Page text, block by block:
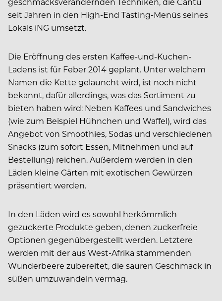
seit Jahren in den High-End Tasting-Menüs seines
Lokals iNG umsetzt.
Die Eröffnung des ersten Kaffee-und-Kuchen-
Ladens ist für Feber 2014 geplant. Unter welchem
Namen die Kette gelauncht wird, ist noch nicht
bekannt, dafür allerdings, was das Sortiment zu
bieten haben wird: Neben Kaffees und Sandwiches
(wie zum Beispiel Hühnchen und Waffel), wird das
Angebot von Smoothies, Sodas und verschiedenen
Snacks (zum sofort Essen, Mitnehmen und auf
Bestellung) reichen. Außerdem werden in den
Läden kleine Gärten mit exotischen Gewürzen
präsentiert werden.
In den Läden wird es sowohl herkömmlich
gezuckerte Produkte geben, denen zuckerfreie
Optionen gegenübergestellt werden. Letztere
werden mit der aus West-Afrika stammenden
Wunderbeere zubereitet, die sauren Geschmack in
süßen umzuwandeln vermag.